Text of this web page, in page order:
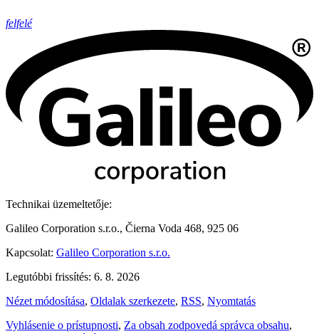
felfelé
Technikai üzemeltetője:
Galileo Corporation s.r.o., Čierna Voda 468, 925 06
Kapcsolat: Galileo Corporation s.r.o.
Legutóbbi frissítés: 6. 8. 2026
Nézet módosítása, Oldalak szerkezete, RSS, Nyomtatás
Vyhlásenie o prístupnosti, Za obsah zodpovedá správca obsahu,